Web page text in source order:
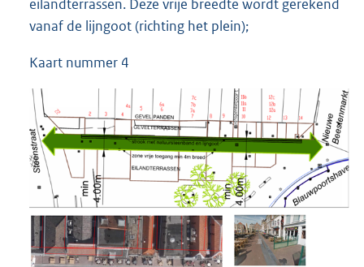
eilandterrassen. Deze vrije breedte wordt gerekend
vanaf de lijngoot (richting het plein);
Kaart nummer 4